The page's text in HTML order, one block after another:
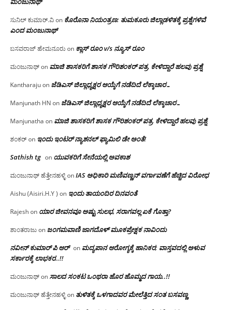
ಸುನಿಲ್ ಕುಮಾರ್.ವಿon ಕೊರೊನಾ ನಿಯಂತ್ರಣ: ತುಮಕೂರು ಜಿಲ್ಲಾಡಳಿತಕ್ಕೆ ಪ್ರಶ್ನೆಗಳಿವೆ
ಎಂದ ಮಂಜು‌ನಾಥ್
ಬಸವರಾಜ್ ಹೇಮನೂರುon ಕ್ಲಾಸ್ ರೂಂ v/s ನ್ಯೂಸ್ ರೂಂ
ಮಂಜುನಾಥ್on ಮಾಜಿ ಶಾಸಕರಿಗೆ ಶಾಸಕ ಗೌರಿಶಂಕರ್ ಪತ್ರ, ಕೇಳಿದ್ದಾರೆ ಹಲವು ಪ್ರಶ್ನೆ
Kantharajuon ಜೆಡಿಎಸ್ ಜಿಲ್ಲಾಧ್ಯಕ್ಷರ ಆಯ್ಕೆಗೆ ನಡೆದಿದೆ ಲೆಕ್ಕಾಚಾರ…
Manjunath HN on ಜೆಡಿಎಸ್ ಜಿಲ್ಲಾಧ್ಯಕ್ಷರ ಆಯ್ಕೆಗೆ ನಡೆದಿದೆ ಲೆಕ್ಕಾಚಾರ…
Manjunatha on ಮಾಜಿ ಶಾಸಕರಿಗೆ ಶಾಸಕ ಗೌರಿಶಂಕರ್ ಪತ್ರ, ಕೇಳಿದ್ದಾರೆ ಹಲವು ಪ್ರಶ್ನೆ
ಶಂಕರ್on ಇಂದು ಇಂಟರ್ ನ್ಯಾಶನಲ್ ಫ್ಯಾಮಿಲಿ ಡೇ ಅಂತೆ!
Sathish tg on ಯುವಕರಿಗೆ ಸೇನೆಯಲ್ಲಿ ಅವಕಾಶ
ಮಂಜುನಾಥ್ ಹೆತ್ತೇನಹಳ್ಳಿonIAS ಅಧಿಕಾರಿ ಮಣಿವಣ್ಣನ್ ವರ್ಗಾವಣೆಗೆ ಹೆಚ್ಚಿದ‌ ವಿರೋಧ
Aishu (Aisiri.H.Y ) on ಇಂದು ತಾಯಂದಿರ ದಿನವಂತೆ
Rajeshon ಯಾರ ಜೀವನವೂ ಅಷ್ಟು ಸುಲಭ, ಸರಾಗವಲ್ಲ ಏಕೆ ಗೊತ್ತಾ?
ಶಾಂತರಾಜುon ಜಂಗಮವಾಣಿ ಜಾಗದೊಳ್ ಮೂಕಪ್ರೇಕ್ಷಕ ನಾವಿಂದು
ನವೀನ್ ಕುಮಾರ್ ಪಿ ಆರ್ on ಮದ್ಯಪಾನ ಆರೋಗ್ಯಕ್ಕೆ ಹಾನಿಕರ; ವಾಸ್ತವದಲ್ಲಿ ಅಳುವ
ಸರ್ಕಾರಕ್ಕೆ ಲಾಭಕರ..!!
ಮಂಜುನಾಥ್onಸಾಲದ ಸಂಕಟ ಒಂಥರಾ ಹೊರ ಹೊಮ್ಮದ ಗಾಯ..!!
ಮಂಜುನಾಥ್ ಹೆತ್ತೇನಹಳ್ಳಿon ತುಳಿತಕ್ಕೆ ಒಳಗಾದವರ ಮೇಲೆತ್ತಿದ ಸಂತ ಬಸವಣ್ಣ